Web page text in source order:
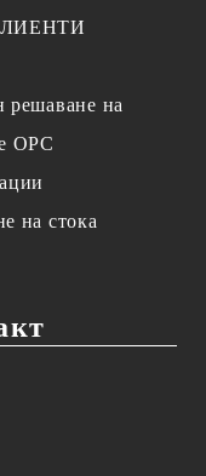
решаване на
OPC
на стока